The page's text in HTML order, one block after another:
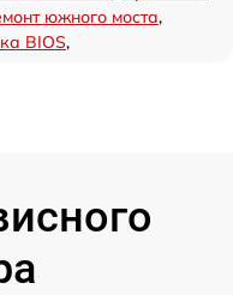
южного моста,
BIOS,